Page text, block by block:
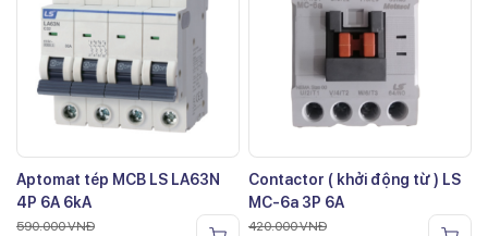
Aptomat tép MCB LS LA63N
4P 6A 6kA
590.000VNĐ
Contactor ( khởi động từ ) LS
MC-6a 3P 6A
420.000VNĐ